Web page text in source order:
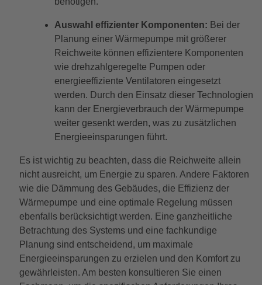
Auswahl effizienter Komponenten: Bei der
Planung einer Wärmepumpe mit größerer
Reichweite können effizientere Komponenten
wie drehzahlgeregelte Pumpen oder
energieeffiziente Ventilatoren eingesetzt
werden. Durch den Einsatz dieser Technologien
kann der Energieverbrauch der Wärmepumpe
weiter gesenkt werden, was zu zusätzlichen
Energieeinsparungen führt.
Es ist wichtig zu beachten, dass die Reichweite allein
nicht ausreicht, um Energie zu sparen. Andere Faktoren
wie die Dämmung des Gebäudes, die Effizienz der
Wärmepumpe und eine optimale Regelung müssen
ebenfalls berücksichtigt werden. Eine ganzheitliche
Betrachtung des Systems und eine fachkundige
Planung sind entscheidend, um maximale
Energieeinsparungen zu erzielen und den Komfort zu
gewährleisten. Am besten konsultieren Sie einen